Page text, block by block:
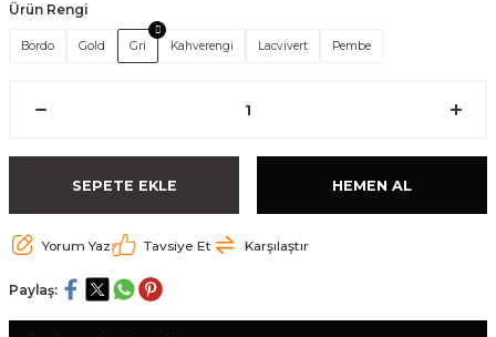
Ürün Rengi
Bordo Gold Gri Kahverengi Lacvivert Pembe
SEPETE EKLE HEMEN AL
Yorum Yaz Tavsiye Et Karşılaştır
Paylaş: